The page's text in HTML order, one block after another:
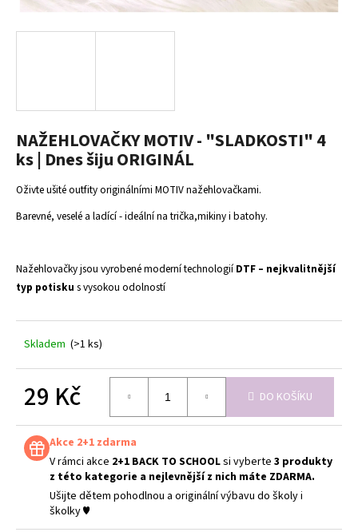
NAŽEHLOVAČKY MOTIV - "SLADKOSTI" 4
ks | Dnes šiju ORIGINÁL
Oživte ušité outfity originálními MOTIV nažehlovačkami.
Barevné, veselé a ladící - ideální na trička,mikiny i batohy.
Nažehlovačky jsou vyrobené moderní technologiíDTF – nejkvalitnější
typ potisku s vysokou odolností
Skladem (>1 ks)
29 Kč
cena:
DO KOŠÍKU
Akce 2+1 zdarma
V rámci akce 2+1 BACK TO SCHOOLsi vyberte 3 produkty
z této kategorie a nejlevnější z nich máte ZDARMA.
Ušijte dětem pohodlnou a originální výbavu do školy i
školky ♥
j
?
HLEDAT
o
p
r
u
m
e